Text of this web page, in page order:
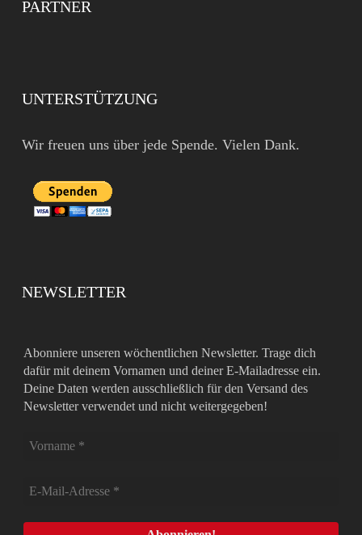
PARTNER
UNTERSTÜTZUNG
Wir freuen uns über jede Spende. Vielen Dank.
NEWSLETTER
Abonniere unseren wöchentlichen Newsletter. Trage dich
dafür mit deinem Vornamen und deiner E-Mailadresse ein.
Deine Daten werden ausschließlich für den Versand des
Newsletter verwendet und nicht weitergegeben!